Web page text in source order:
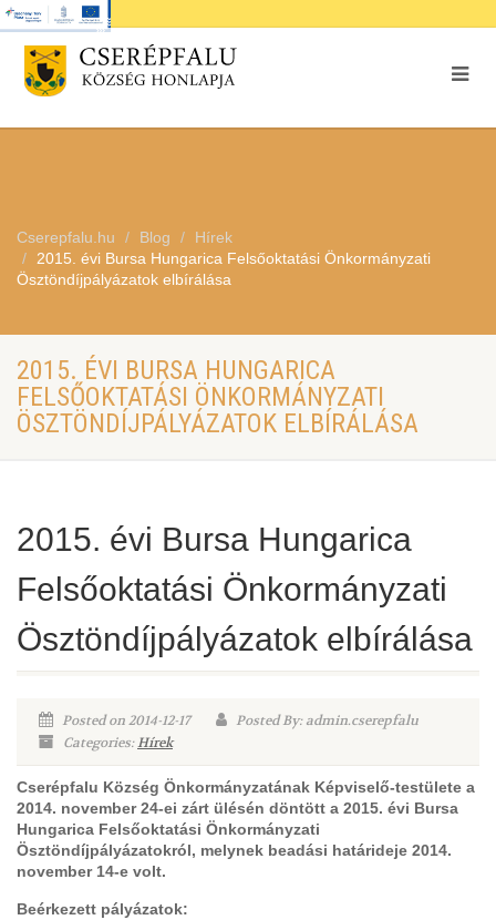
Cserepfalu.hu Blog
Hírek
2015. évi Bursa Hungarica Felsőoktatási Önkormányzati
Ösztöndíjpályázatok elbírálása
2015. ÉVI BURSA HUNGARICA
FELSŐOKTATÁSI ÖNKORMÁNYZATI
ÖSZTÖNDÍJPÁLYÁZATOK ELBÍRÁLÁSA
2015. évi Bursa Hungarica
Felsőoktatási Önkormányzati
Ösztöndíjpályázatok elbírálása
Posted on 2014-12-17
Posted By: admin.cserepfalu
Categories:Hírek
Cserépfalu Község Önkormányzatának Képviselő-testülete a
2014. november 24-ei zárt ülésén döntött a 2015. évi Bursa
Hungarica Felsőoktatási Önkormányzati
Ösztöndíjpályázatokról, melynek beadási határideje 2014.
november 14-e volt.
Beérkezett pályázatok: